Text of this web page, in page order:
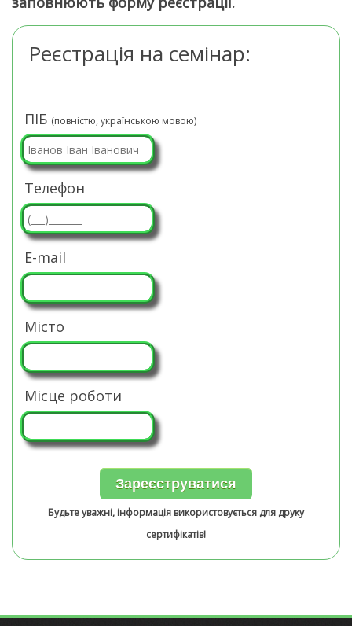
Реєстрація на семінар:
ПІБ (повністю, українською мовою)
Телефон
E-mail
Місто
Місце роботи
Будьте уважні, інформація використовується для друку
сертифікатів!